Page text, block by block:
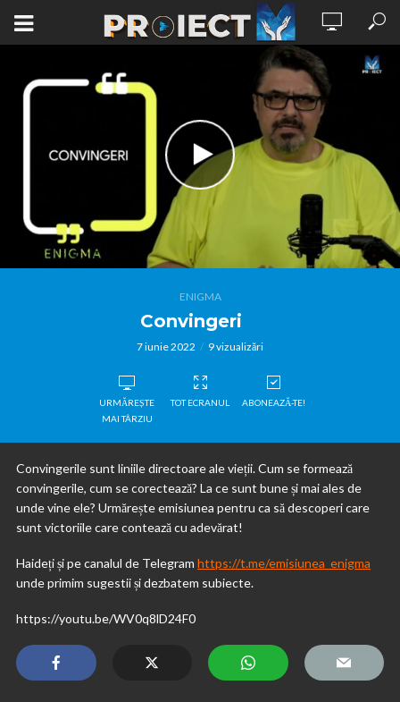
ENIGMA
Convingeri
7 iunie 2022 9 vizualizări
URMĂREȘTE
MAI TÂRZIU
TOT ECRANUL ABONEAZĂ-TE!
Convingerile sunt liniile directoare ale vieții. Cum se formează
convingerile, cum se corectează? La ce sunt bune și mai ales de
unde vine ele? Urmărește emisiunea pentru ca să descoperi care
sunt victoriile care contează cu adevărat!
Haideți și pe canalul de Telegram https://t.me/emisiunea_enigma
unde primim sugestii și dezbatem subiecte.
https://youtu.be/WV0q8lD24F0